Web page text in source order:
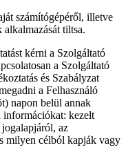
számítógépéről, illetve
tiltsa.
kérni a Szolgáltató
a Szolgáltató
és Szabályzat
a Felhasználó
napon belül annak
információkat: kezelt
az
milyen célból kapják vagy